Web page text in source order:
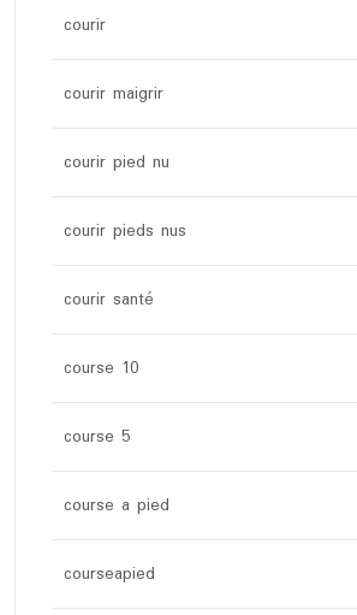
courir
courir maigrir
courir pied nu
courir pieds nus
courir santé
course 10
course 5
course a pied
courseapied